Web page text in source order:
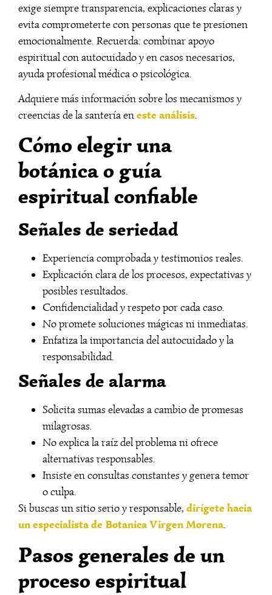
exige siempre transparencia, explicaciones claras y
evita comprometerte con personas que te presionen
emocionalmente. Recuerda: combinar apoyo
espiritual con autocuidado y en casos necesarios,
ayuda profesional médica o psicológica.
Adquiere más información sobre los mecanismos y
creencias de la santería eneste análisis.
Cómo elegir una
botánica o guía
espiritual confiable
Señales de seriedad
Experiencia comprobada y testimonios reales.
Explicación clara de los procesos, expectativas y
posibles resultados.
Confidencialidad y respeto por cada caso.
No promete soluciones mágicas ni inmediatas.
Enfatiza la importancia del autocuidado y la
responsabilidad.
Señales de alarma
Solicita sumas elevadas a cambio de promesas
milagrosas.
No explica la raíz del problema ni ofrece
alternativas responsables.
Insiste en consultas constantes y genera temor
o culpa.
Si buscas un sitio serio y responsable, dirígete hacia
un especialista de Botanica Virgen Morena.
Pasos generales de un
proceso espiritual